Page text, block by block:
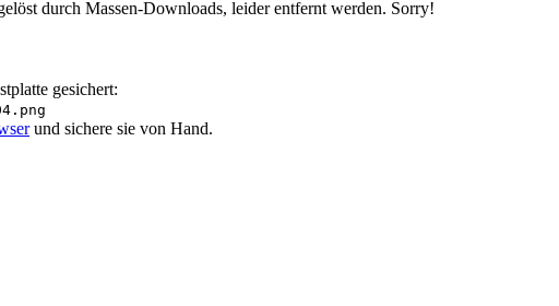
durch Massen-Downloads, leider entfernt werden. Sorry!
gesichert:
und sichere sie von Hand.